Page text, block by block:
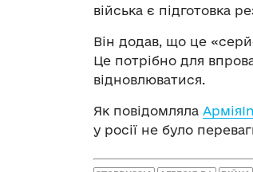
війська є підготовка
Він додав, що це
Це потрібно для
відновлюватися.
Як повідомляла
у росії не було